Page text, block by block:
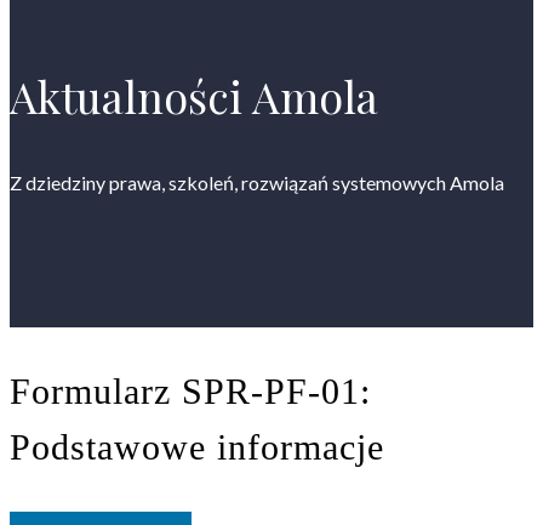
Aktualności Amola
Z dziedziny prawa, szkoleń, rozwiązań systemowych Amola
Formularz SPR-PF-01:
Podstawowe informacje